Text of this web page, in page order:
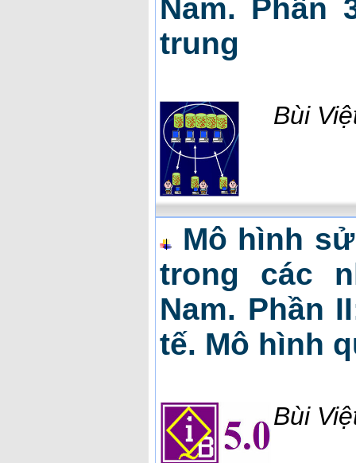
Nam. Phần
trung
Bùi
Mô hình
trong các
Nam. Phần
tế. Mô hình
Bùi